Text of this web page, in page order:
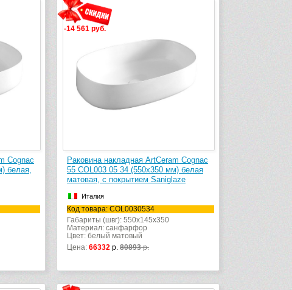
Cognac
белая,
-14 561 руб.
Раковина накладная ArtCeram Cognac
55 COL003 05 34 (550х350 мм) белая
матовая, с покрытием Saniglaze
Италия
Код товара: COL0030534
Габариты (швг): 550x145x350
Материал: санфарфор
Цвет: белый матовый
Цена: 66332 р. 80893р.